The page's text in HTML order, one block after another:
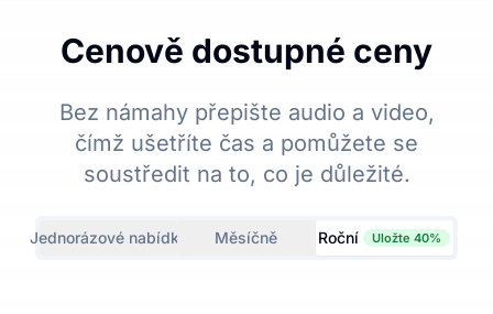
Cenově dostupné ceny
Bez námahy přepište audio a video,
čímž ušetříte čas a pomůžete se
soustředit na to, co je důležité.
Jednorázové nabídky Měsíčně Roční Uložte 40%